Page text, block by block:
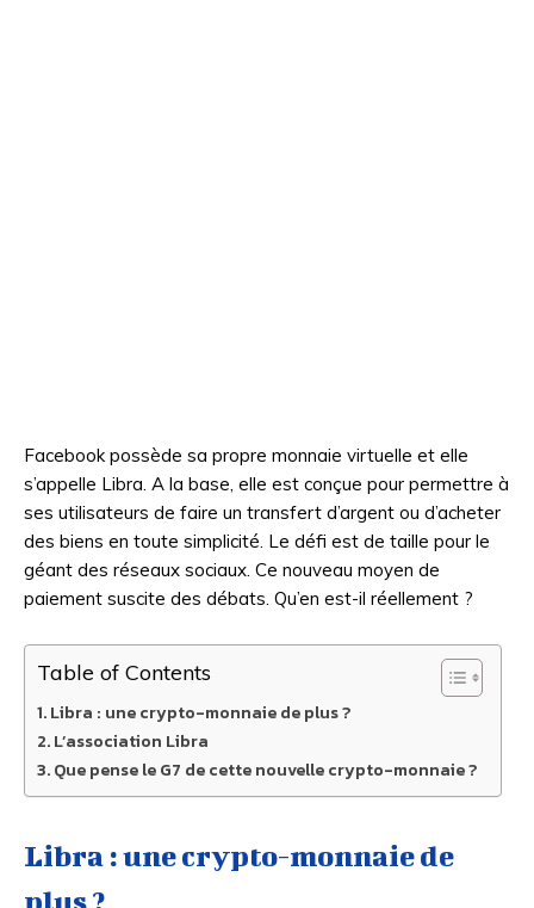
Facebook possède sa propre monnaie virtuelle et elle
s’appelle Libra. A la base, elle est conçue pour permettre à
ses utilisateurs de faire un transfert d’argent ou d’acheter
des biens en toute simplicité. Le défi est de taille pour le
géant des réseaux sociaux. Ce nouveau moyen de
paiement suscite des débats. Qu’en est-il réellement ?
Table of Contents
Libra : une crypto-monnaie de plus ?
L’association Libra
Que pense le G7 de cette nouvelle crypto-monnaie ?
Libra : une crypto-monnaie de
plus ?